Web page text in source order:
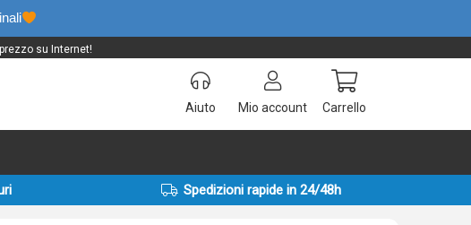
su Internet!
Aiuto Mio account Carrello
Spedizioni rapide in 24/48h